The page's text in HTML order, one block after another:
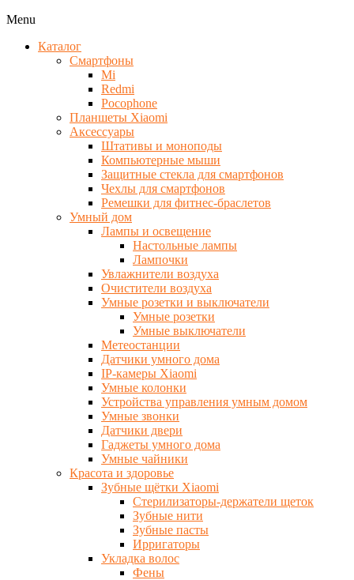
Menu
Каталог
Смартфоны
Mi
Redmi
Pocophone
Планшеты Xiaomi
Аксессуары
Штативы и моноподы
Компьютерные мыши
Защитные стекла для смартфонов
Чехлы для смартфонов
Ремешки для фитнес-браслетов
Умный дом
Лампы и освещение
Настольные лампы
Лампочки
Увлажнители воздуха
Очистители воздуха
Умные розетки и выключатели
Умные розетки
Умные выключатели
Метеостанции
Датчики умного дома
IP-камеры Xiaomi
Умные колонки
Устройства управления умным домом
Умные звонки
Датчики двери
Гаджеты умного дома
Умные чайники
Красота и здоровье
Зубные щётки Xiaomi
Стерилизаторы-держатели щеток
Зубные нити
Зубные пасты
Ирригаторы
Укладка волос
Фены